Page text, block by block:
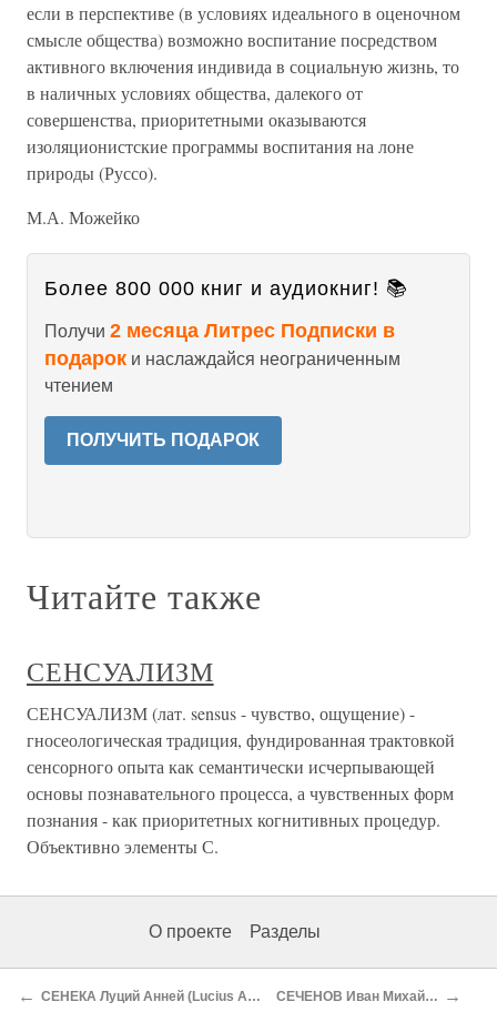
если в перспективе (в условиях идеального в оценочном
смысле общества) возможно воспитание посредством
активного включения индивида в социальную жизнь, то
в наличных условиях общества, далекого от
совершенства, приоритетными оказываются
изоляционистские программы воспитания на лоне
природы (Руссо).
М.А. Можейко
Более 800 000 книг и аудиокниг! 📚
Получи 2 месяца Литрес Подписки в
подарок и наслаждайся неограниченным
чтением
ПОЛУЧИТЬ ПОДАРОК
Читайте также
СЕНСУАЛИЗМ
СЕНСУАЛИЗМ (лат. sensus - чувство, ощущение) -
гносеологическая традиция, фундированная трактовкой
сенсорного опыта как семантически исчерпывающей
основы познавательного процесса, а чувственных форм
познания - как приоритетных когнитивных процедур.
Объективно элементы С.
О проекте Разделы
← СЕНЕКА Луций Анней (Lucius Annaeus Seneka) (ок. 4-65) СЕЧЕНОВ Иван Михайлович (1829-1905) →